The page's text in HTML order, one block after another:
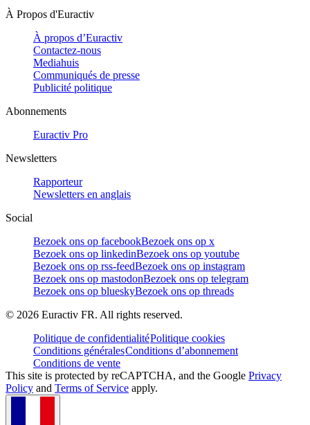
À Propos d'Euractiv
À propos d’Euractiv
Contactez-nous
Mediahuis
Communiqués de presse
Publicité politique
Abonnements
Euractiv Pro
Newsletters
Rapporteur
Newsletters en anglais
Social
Bezoek ons op facebookBezoek ons op x
Bezoek ons op linkedinBezoek ons op youtube
Bezoek ons op rss-feedBezoek ons op instagram
Bezoek ons op mastodonBezoek ons op telegram
Bezoek ons op blueskyBezoek ons op threads
© 2026 Euractiv FR. All rights reserved.
Politique de confidentialitéPolitique cookies
Conditions généralesConditions d’abonnement
Conditions de vente
This site is protected by reCAPTCHA, and the Google Privacy
Policy and Terms of Service apply.